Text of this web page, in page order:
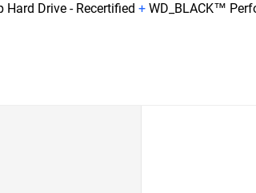
Hard Drive - Recertified + WD_BLACK™